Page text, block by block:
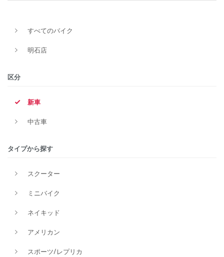
すべてのバイク
明石店
区分
新車
中古車
タイプから探す
スクーター
ミニバイク
ネイキッド
アメリカン
スポーツ/レプリカ
新車
タイプ
価格